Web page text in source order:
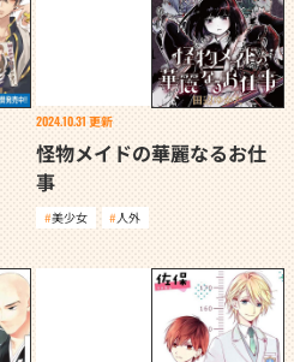
2024.10.31 更新
怪物メイドの華麗なるお仕
事
美少女 人外